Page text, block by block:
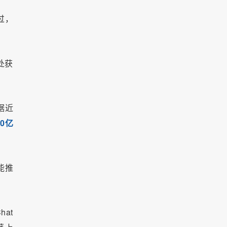
获
近
亿
推